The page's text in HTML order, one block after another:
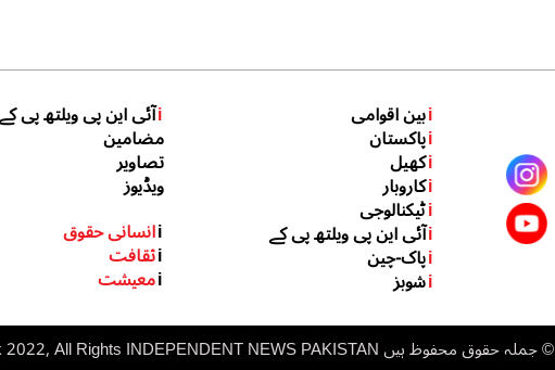
iبین اقوامی
iپاکستان
iکھیل
iکاروبار
iٹیکنالوجی
iآئی این پی ویلتھ پی کے
iپاک-چین
iشوبز
iآئی این پی ویلتھ پی کے
مضامین
تصاویر
ویڈیوز
iانسانی حقوق
iثقافت
iمعیشت
©جملہ حقوق محفوظ ہیں inp.net.pk 2022, All Rights INDEPENDENT NEWS PAKISTAN